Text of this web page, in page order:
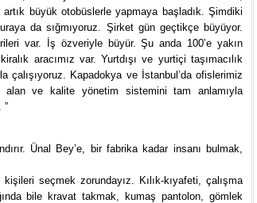
artık büyük otobüslerle yapmaya başladık. Şimdiki
da sığmıyoruz. Şirket gün geçtikçe büyüyor.
var. İş özveriyle büyür. Şu anda 100’e yakın
aracımız var. Yurtdışı ve yurtiçi taşımacılık
çalışıyoruz. Kapadokya ve İstanbul’da ofislerimiz
ve kalite yönetim sistemini tam anlamıyla
”
Ünal Bey’e, bir fabrika kadar insanı bulmak,
seçmek zorundayız. Kılık-kıyafeti, çalışma
bile kravat takmak, kumaş pantolon, gömlek